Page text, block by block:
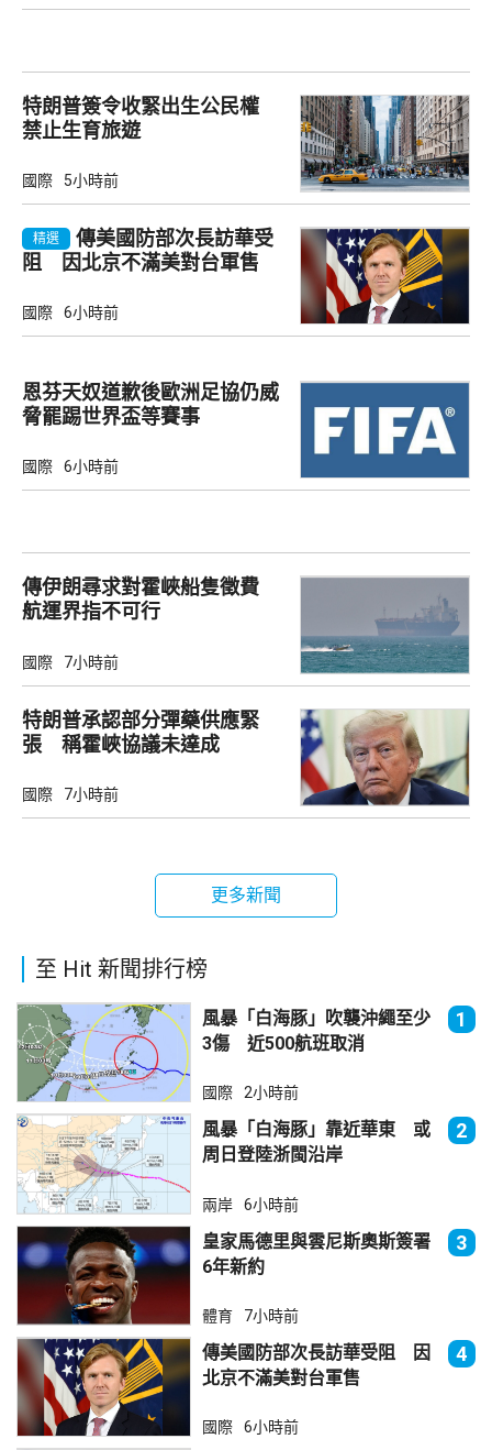
特朗普簽令收緊出生公民權
禁止生育旅遊
國際 5小時前
精選
傳美國防部次長訪華受
阻 因北京不滿美對台軍售
國際 6小時前
恩芬天奴道歉後歐洲足協仍威
脅罷踢世界盃等賽事
國際 6小時前
傳伊朗尋求對霍峽船隻徵費
航運界指不可行
國際 7小時前
特朗普承認部分彈藥供應緊
張 稱霍峽協議未達成
國際 7小時前
更多新聞
至 Hit 新聞排行榜
風暴「白海豚」吹襲沖繩至少
3傷 近500航班取消
1
國際 2小時前
風暴「白海豚」靠近華東 或
周日登陸浙閩沿岸
2
兩岸 6小時前
皇家馬德里與雲尼斯奧斯簽署
6年新約
3
體育 7小時前
傳美國防部次長訪華受阻 因
北京不滿美對台軍售
4
國際 6小時前